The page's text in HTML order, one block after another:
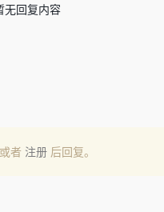
无回复内容
者 注册 后回复。